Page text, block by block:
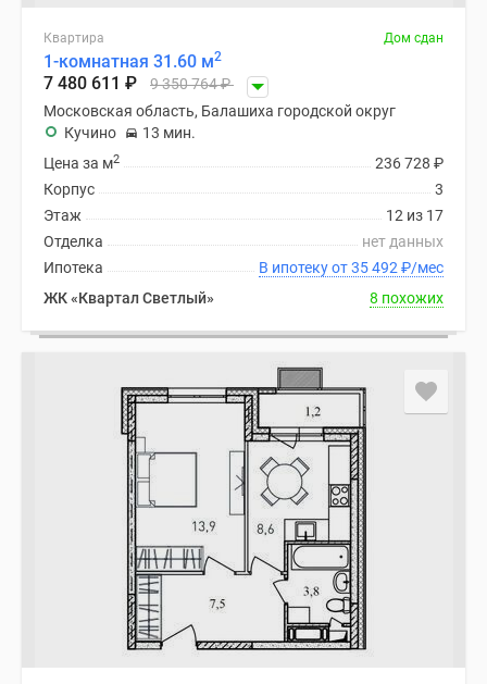
Квартира Дом сдан
1-комнатная 31.60 м2
7 480 611 ₽ 9 350 764₽
Московская область, Балашиха городской округ
Кучино
13 мин.
236 728 ₽
Цена за м2
3
Корпус
12 из 17
Этаж
нет данных
Отделка
В ипотеку от 35 492 ₽/мес
Ипотека
ЖК «Квартал Светлый»
8 похожих